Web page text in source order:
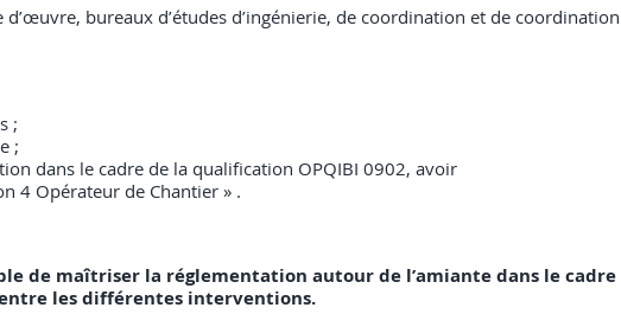
bureaux d’études d’ingénierie, de coordination et de
;
;
dans le cadre de la qualification OPQIBI 0902, avoir
4 Opérateur de Chantier » .
de maîtriser la réglementation autour de l’amiante dans le
les différentes interventions.